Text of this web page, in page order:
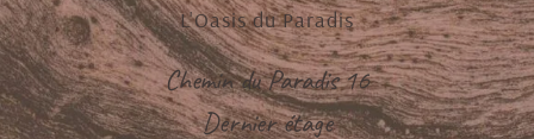
L'Oasis du Paradis
Chemin du Paradis 16
Dernier étage